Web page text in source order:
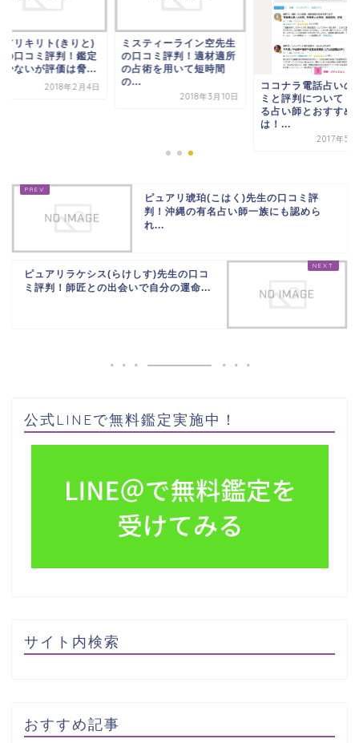
アリキリト(きりと)
の口コミ評判！鑑定
少ないが評価は脅...
2018年2月4日
ミスティーライン空先生
の口コミ評判！適材適所
の占術を用いて短時間
の...
2018年3月10日
ココナラ電話占いの
ミと評判について！
る占い師とおすすめ
は！...
2017年5
ピュアリ琥珀(こはく)先生の口コミ評
判！沖縄の有名占い師一族にも認めら
れ...
ピュアリラケシス(らけしす)先生の口コ
ミ評判！師匠との出会いで自分の運命...
公式LINEで無料鑑定実施中！
サイト内検索
おすすめ記事